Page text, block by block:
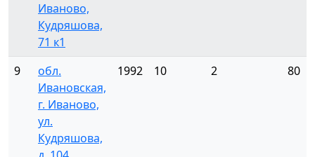
Иваново,
Кудряшова,
71 к1
9
обл.
Ивановская,
г. Иваново,
ул.
Кудряшова,
1992 10 2 80